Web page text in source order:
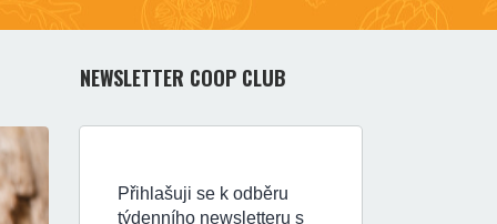
NEWSLETTER COOP CLUB